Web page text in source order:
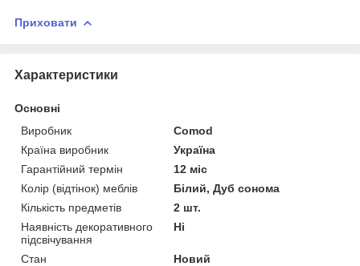
Приховати
Характеристики
Основні
Виробник
Comod
Країна виробник
Україна
Гарантійний термін
12 міс
Колір (відтінок) меблів
Білий, Дуб сонома
Кількість предметів
2 шт.
Наявність декоративного
підсвічування
Ні
Стан
Новий